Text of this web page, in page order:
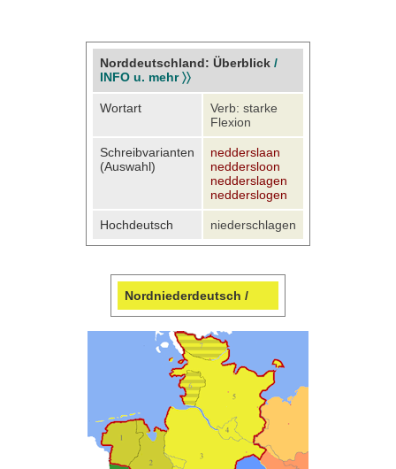
Norddeutschland: Überblick /
INFO u. mehr 〉〉
Wortart
Verb: starke
Flexion
Schreibvarianten
(Auswahl)
nedderslaan
neddersloon
nedderslagen
nedderslogen
Hochdeutsch niederschlagen
Nordniederdeutsch /